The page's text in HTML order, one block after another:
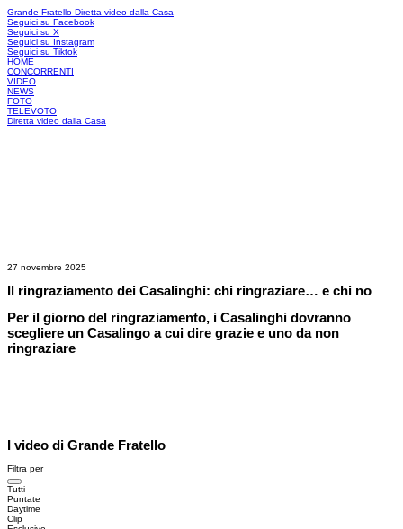
Grande Fratello Diretta video dalla Casa
Seguici su Facebook
Seguici su X
Seguici su Instagram
Seguici su Tiktok
HOME
CONCORRENTI
VIDEO
NEWS
FOTO
TELEVOTO
Diretta video dalla Casa
27 novembre 2025
Il ringraziamento dei Casalinghi: chi ringraziare… e chi no
Per il giorno del ringraziamento, i Casalinghi dovranno
scegliere un Casalingo a cui dire grazie e uno da non
ringraziare
I video di Grande Fratello
Filtra per
Tutti
Puntate
Daytime
Clip